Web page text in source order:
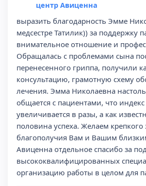
центр Авиценна
выразить благодарность Эмме
медсестре Татилик)) за поддержку
внимательное отношение и
Обращалась с проблемами сына
перенесенного гриппа, получили
консультацию, грамотную схему
лечения. Эмма Николаевна
общается с пациентами, что
увеличивается в разы, а как
половина успеха. Желаем крепкого
благополучия Вам и Вашим
Авиценна отдельное спасибо за
высококвалифицированных
организацию работы в целом для